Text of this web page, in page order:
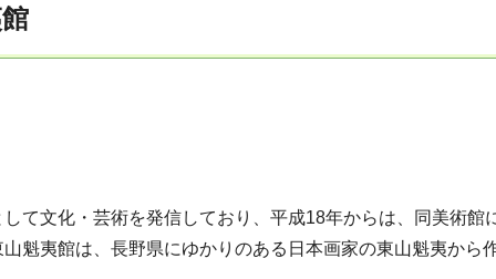
て文化・芸術を発信しており、平成18年からは、同美術
魁夷館は、長野県にゆかりのある日本画家の東山魁夷か